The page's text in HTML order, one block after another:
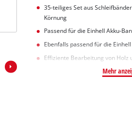
35-teiliges Set aus
Körnung
Passend für die Einhell Akku-
Ebenfalls passend für die
Effiziente Bearbeitung von Holz
Mehr